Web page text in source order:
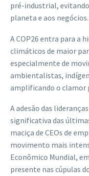
pré-industrial, evitando
planeta e aos negócios.
A COP26 entra para a
climáticos de maior
especialmente de
ambientalistas,
amplificando o clamor
A adesão das
significativa das
maciça de CEOs de
movimento mais
Econômico Mundial,
presente nas cúpulas